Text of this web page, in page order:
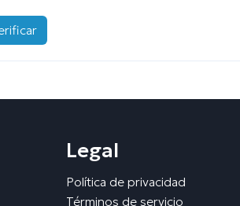
Legal
Política de privacidad
Términos de servicio